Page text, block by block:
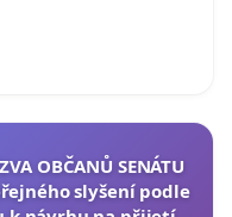
OBČANŮ SENÁTU
slyšení podle